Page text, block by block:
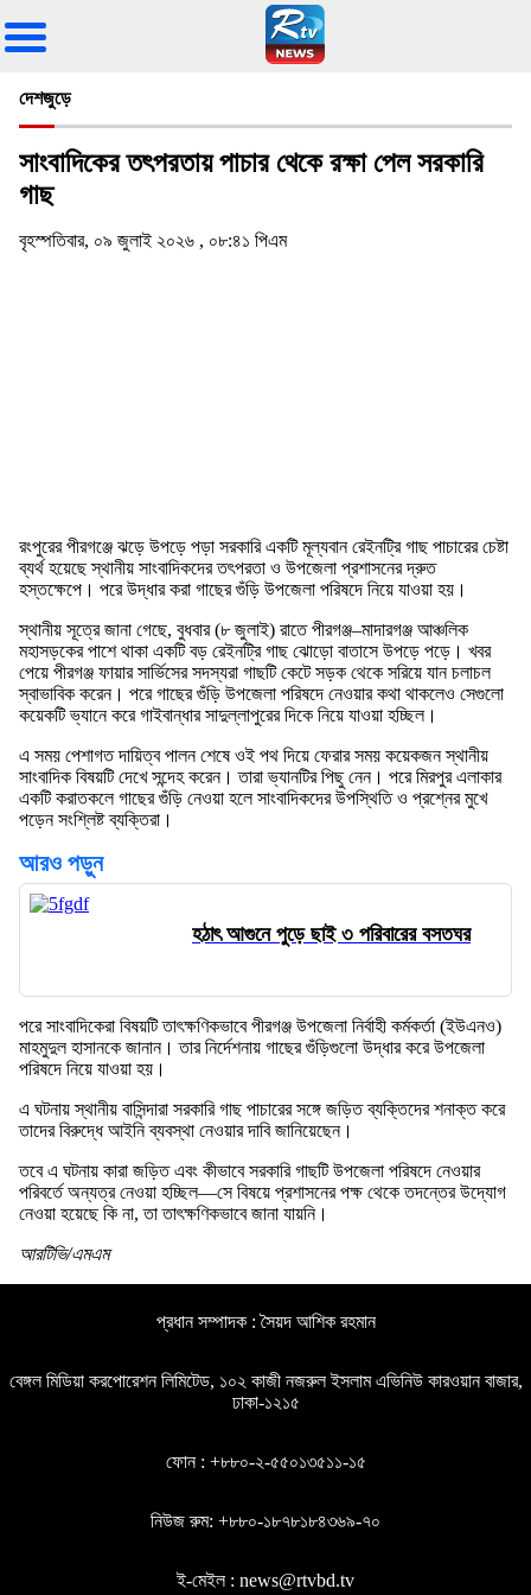
দেশজুড়ে
সাংবাদিকের তৎপরতায় পাচার থেকে রক্ষা পেল সরকারি
গাছ
বৃহস্পতিবার, ০৯ জুলাই ২০২৬ , ০৮:৪১ পিএম
রংপুরের পীরগঞ্জে ঝড়ে উপড়ে পড়া সরকারি একটি মূল্যবান রেইনট্রি গাছ পাচারের চেষ্টা
ব্যর্থ হয়েছে স্থানীয় সাংবাদিকদের তৎপরতা ও উপজেলা প্রশাসনের দ্রুত
হস্তক্ষেপে। পরে উদ্ধার করা গাছের গুঁড়ি উপজেলা পরিষদে নিয়ে যাওয়া হয়।
স্থানীয় সূত্রে জানা গেছে, বুধবার (৮ জুলাই) রাতে পীরগঞ্জ–মাদারগঞ্জ আঞ্চলিক
মহাসড়কের পাশে থাকা একটি বড় রেইনট্রি গাছ ঝোড়ো বাতাসে উপড়ে পড়ে। খবর
পেয়ে পীরগঞ্জ ফায়ার সার্ভিসের সদস্যরা গাছটি কেটে সড়ক থেকে সরিয়ে যান চলাচল
স্বাভাবিক করেন। পরে গাছের গুঁড়ি উপজেলা পরিষদে নেওয়ার কথা থাকলেও সেগুলো
কয়েকটি ভ্যানে করে গাইবান্ধার সাদুল্লাপুরের দিকে নিয়ে যাওয়া হচ্ছিল।
এ সময় পেশাগত দায়িত্ব পালন শেষে ওই পথ দিয়ে ফেরার সময় কয়েকজন স্থানীয়
সাংবাদিক বিষয়টি দেখে সন্দেহ করেন। তারা ভ্যানটির পিছু নেন। পরে মিরপুর এলাকার
একটি করাতকলে গাছের গুঁড়ি নেওয়া হলে সাংবাদিকদের উপস্থিতি ও প্রশ্নের মুখে
পড়েন সংশ্লিষ্ট ব্যক্তিরা।
আরও পড়ুন
হঠাৎ আগুনে পুড়ে ছাই ৩ পরিবারের বসতঘর
পরে সাংবাদিকেরা বিষয়টি তাৎক্ষণিকভাবে পীরগঞ্জ উপজেলা নির্বাহী কর্মকর্তা (ইউএনও)
মাহমুদুল হাসানকে জানান। তার নির্দেশনায় গাছের গুঁড়িগুলো উদ্ধার করে উপজেলা
পরিষদে নিয়ে যাওয়া হয়।
এ ঘটনায় স্থানীয় বাসিন্দারা সরকারি গাছ পাচারের সঙ্গে জড়িত ব্যক্তিদের শনাক্ত করে
তাদের বিরুদ্ধে আইনি ব্যবস্থা নেওয়ার দাবি জানিয়েছেন।
তবে এ ঘটনায় কারা জড়িত এবং কীভাবে সরকারি গাছটি উপজেলা পরিষদে নেওয়ার
পরিবর্তে অন্যত্র নেওয়া হচ্ছিল—সে বিষয়ে প্রশাসনের পক্ষ থেকে তদন্তের উদ্যোগ
নেওয়া হয়েছে কি না, তা তাৎক্ষণিকভাবে জানা যায়নি।
আরটিভি/এমএম
প্রধান সম্পাদক : সৈয়দ আশিক রহমান
বেঙ্গল মিডিয়া করপোরেশন লিমিটেড, ১০২ কাজী নজরুল ইসলাম এভিনিউ কারওয়ান বাজার,
ঢাকা-১২১৫
ফোন : +৮৮০-২-৫৫০১৩৫১১-১৫
নিউজ রুম: +৮৮০-১৮৭৮১৮৪৩৬৯-৭০
ই-মেইল : news@rtvbd.tv